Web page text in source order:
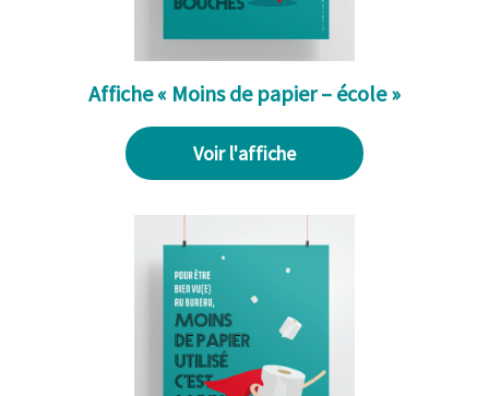
Affiche « Moins de papier – école »
Voir l'affiche